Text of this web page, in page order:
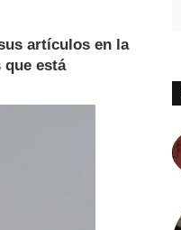
artículos en la
que está